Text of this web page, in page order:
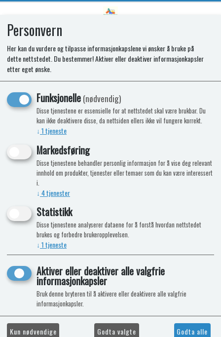
SPARES KIT - SR BNR. SAB S2.
SKIRT. EN .0.62
Personvern
Her kan du vurdere og tilpasse informasjonkapslene vi ønsker å bruke på
dette nettstedet. Du bestemmer! Aktiver eller deaktiver informasjonkapsler
etter eget ønske.
Funksjonelle(nødvendig)
Disse tjenestene er essensielle for at nettstedet skal være brukbar. Du
kan ikke deaktivere disse, da nettsiden ellers ikke vil fungere korrekt.
↓ 1tjeneste
Markedsføring
Disse tjenestene behandler personlig informasjon for å vise deg relevant
innhold om produkter, tjenester eller temaer som du kan være interessert
i.
↓ 4tjenester
Statistikk
Disse tjenestene analyserer dataene for å forstå hvordan nettstedet
brukes og forbedre brukeropplevelsen.
↓ 1tjeneste
Aktiver eller deaktiver alle valgfrie
informasjonkapsler
Bruk denne bryteren til å aktivere eller deaktivere alle valgfrie
informasjonkapsler.
Kun nødvendige Godta valgte Godta alle